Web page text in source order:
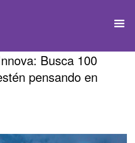
Busca 100
pensando en